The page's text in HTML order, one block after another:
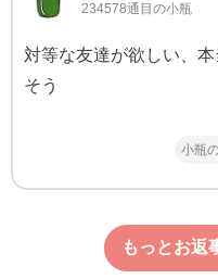
234578通目の小瓶
対等な友達が欲しい、
そう
小瓶
もっとお返